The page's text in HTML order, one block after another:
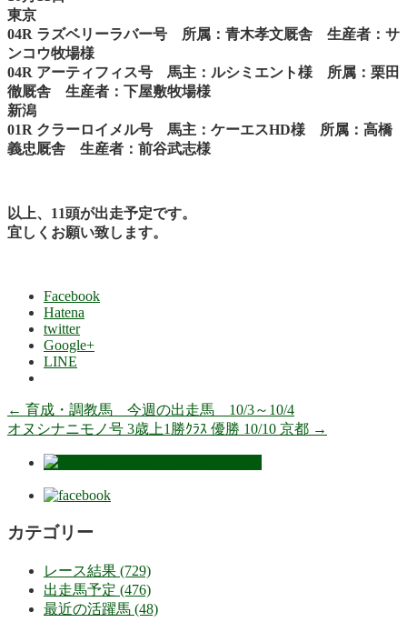
東京
04R ラズベリーラバー号 所属：青木孝文厩舎 生産者：サ
ンコウ牧場様
04R アーティフィス号 馬主：ルシミエント様 所属：栗田
徹厩舎 生産者：下屋敷牧場様
新潟
01R クラーロイメル号 馬主：ケーエスHD様 所属：高橋
義忠厩舎 生産者：前谷武志様
以上、11頭が出走予定です。
宜しくお願い致します。
Facebook
Hatena
twitter
Google+
LINE
← 育成・調教馬 今週の出走馬 10/3～10/4
オヌシナニモノ号 3歳上1勝ｸﾗｽ 優勝 10/10 京都 →
カテゴリー
レース結果 (729)
出走馬予定 (476)
最近の活躍馬 (48)